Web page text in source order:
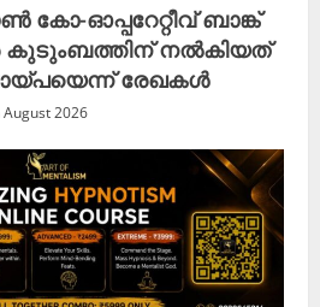
കോ-ഓപ്പറേറ്റീവ് ബാങ്ക്
കുടുംബത്തിന് നൽകിയത്
രേഖകൾ
2026